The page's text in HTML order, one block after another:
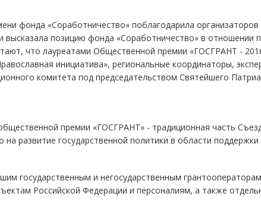
фонда «Соработничество» поблагодарила организаторов
высказала позицию фонда «Соработничество» в отношении
что лауреатами Общественной премии «ГОСГРАНТ -
инициатива», региональные координаторы,
комитета под председательством Святейшего
премии «ГОСГРАНТ» - традиционная часть
на развитие государственной политики в области
государственным и негосударственным
Российской Федерации и персоналиям, а также